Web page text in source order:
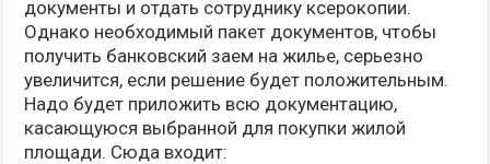
документы и отдать сотруднику ксерокопии.
Однако необходимый пакет документов, чтобы
получить банковский заем на жилье, серьезно
увеличится, если решение будет положительным.
Надо будет приложить всю документацию,
касающуюся выбранной для покупки жилой
площади. Сюда входит: